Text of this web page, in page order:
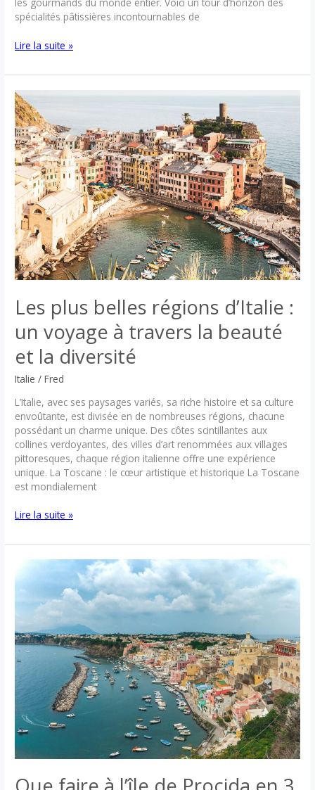
spécialités pâtissières incontournables de
Les
pâtissières
Naples
Lire la suite »
Les plus belles régions d’Italie :
un voyage à travers la beauté
et la diversité
Italie /Fred
L’Italie, avec ses paysages variés, sa riche histoire et sa culture
envoûtante, est divisée en de nombreuses régions, chacune
possédant un charme unique. Des côtes scintillantes aux
collines verdoyantes, des villes d’art renommées aux villages
pittoresques, chaque région italienne offre une expérience
unique. La Toscane : le cœur artistique et historique La Toscane
est mondialement
Les
belles
régions
voyage
travers
la
beauté
et
la
diversité
Lire la suite »